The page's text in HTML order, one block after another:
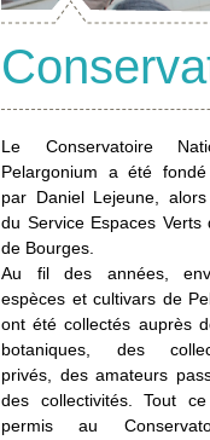
Le Conservatoire
Pelargonium a été
par Daniel Lejeune,
du Service Espaces Verts
de Bourges.
Au fil des années,
espèces et cultivars de
ont été collectés auprès
botaniques, des
privés, des amateurs
des collectivités. Tout
permis au